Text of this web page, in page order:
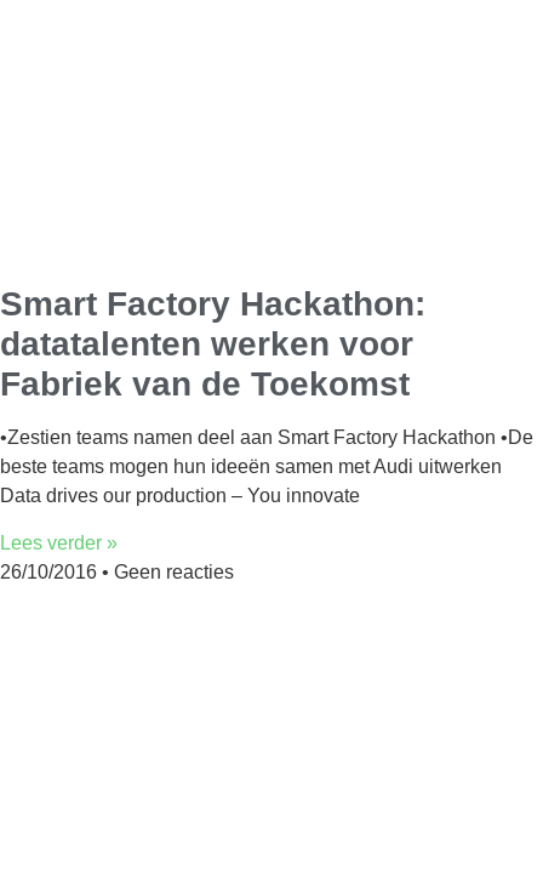
Smart Factory Hackathon:
datatalenten werken voor
Fabriek van de Toekomst
•Zestien teams namen deel aan Smart Factory Hackathon •De
beste teams mogen hun ideeën samen met Audi uitwerken
Data drives our production – You innovate
Lees verder »
26/10/2016
Geen reacties